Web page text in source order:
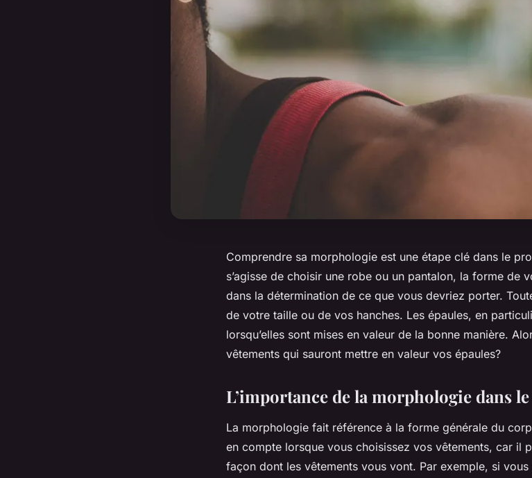
Comprendre sa morphologie est une étape clé dans le
s’agisse de choisir une robe ou un pantalon, la forme de
dans la détermination de ce que vous devriez porter.
de votre taille ou de vos hanches. Les épaules, en
lorsqu’elles sont mises en valeur de la bonne manière.
vêtements qui sauront mettre en valeur vos épaules?
L’importance de la morphologie dans
La morphologie fait référence à la forme générale du
en compte lorsque vous choisissez vos vêtements, car il
façon dont les vêtements vous vont. Par exemple, si